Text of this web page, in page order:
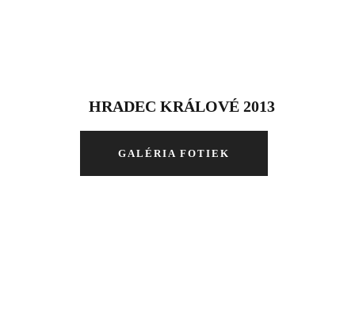
HRADEC KRÁLOVÉ 2013
GALÉRIA FOTIEK